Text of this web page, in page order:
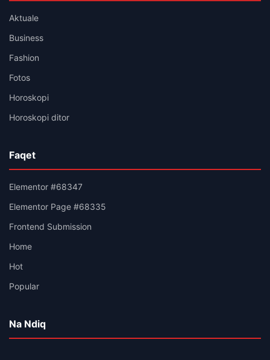
Aktuale
Business
Fashion
Fotos
Horoskopi
Horoskopi ditor
Faqet
Elementor #68347
Elementor Page #68335
Frontend Submission
Home
Hot
Popular
Na Ndiq